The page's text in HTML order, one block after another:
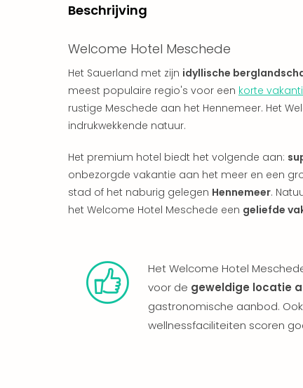
Beschrijving
Welcome Hotel Meschede
Het Sauerland met zijn idyllische
meest populaire regio's voor een korte
rustige Meschede aan het Hennemeer. Het
indrukwekkende natuur.
Het premium hotel biedt het volgende aan:
onbezorgde vakantie aan het meer en een
stad of het naburig gelegen Hennemeer.
het Welcome Hotel Meschede een geliefde
Het Welcome Hotel
voor de geweldige locatie
gastronomische aanbod.
wellnessfaciliteiten scoren